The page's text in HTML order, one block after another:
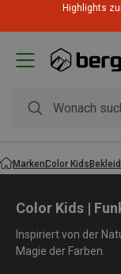
Highlights
MarkenColor Kids
Color Kids |
Inspiriert von der
Magie der Farben.